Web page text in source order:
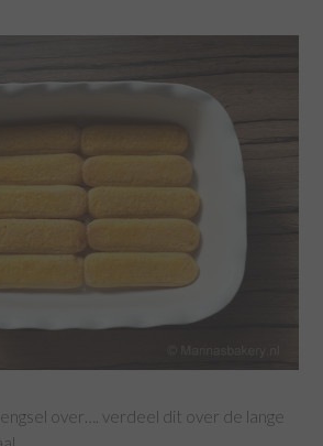
over…. verdeel dit over de lange